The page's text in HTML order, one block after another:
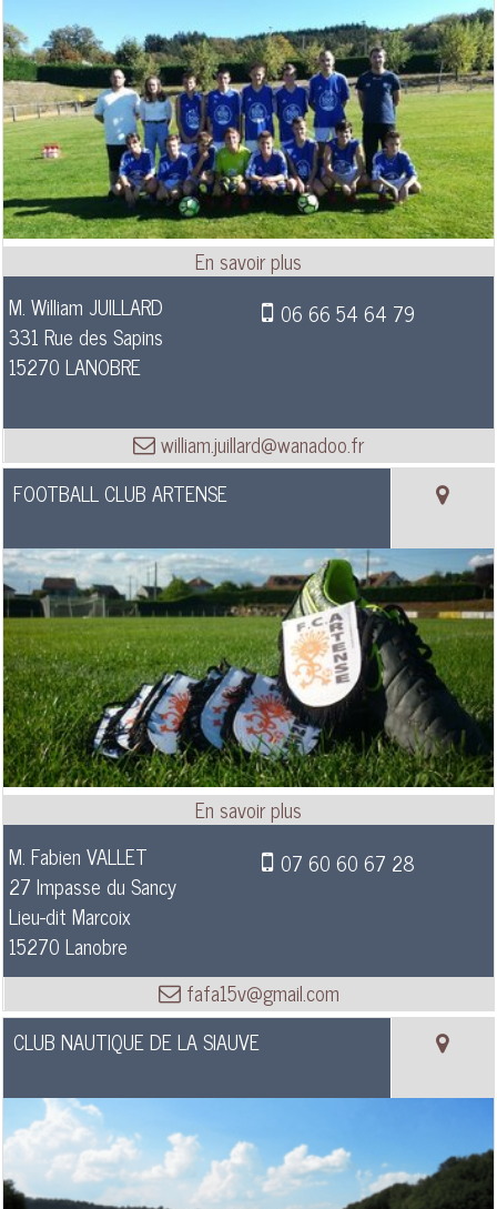
M. William JUILLARD
331 Rue des Sapins
15270 LANOBRE
06 66 54 64 79
william.juillard@wanadoo.fr
FOOTBALL CLUB ARTENSE
M. Fabien VALLET
27 Impasse du Sancy
Lieu-dit Marcoix
15270 Lanobre
07 60 60 67 28
fafa15v@gmail.com
CLUB NAUTIQUE DE LA SIAUVE